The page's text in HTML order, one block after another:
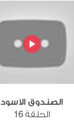
الصندوق الاسود
الحلقة 16